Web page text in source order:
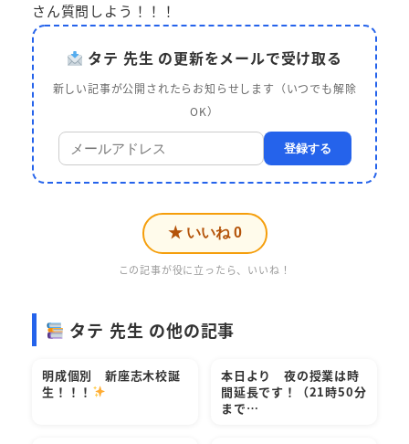
さん質問しよう！！！
タテ 先生 の更新をメールで受け取る
新しい記事が公開されたらお知らせします（いつでも解除
OK）
登録する
★ いいね 0
この記事が役に立ったら、いいね！
タテ 先生 の他の記事
明成個別 新座志木校誕
生！！！
本日より 夜の授業は時
間延長です！（21時50分
まで…